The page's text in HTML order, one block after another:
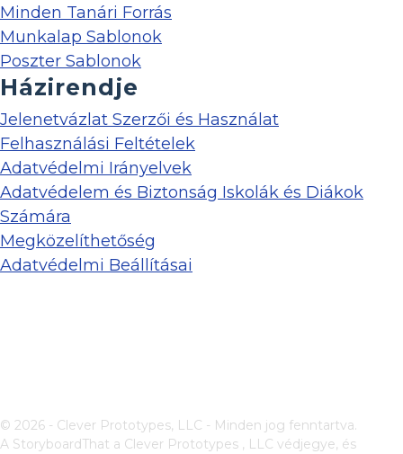
Minden Tanári Forrás
Munkalap Sablonok
Poszter Sablonok
Házirendje
Jelenetvázlat Szerzői és Használat
Felhasználási Feltételek
Adatvédelmi Irányelvek
Adatvédelem és Biztonság Iskolák és Diákok
Számára
Megközelíthetőség
Adatvédelmi Beállításai
© 2026 - Clever Prototypes, LLC - Minden jog fenntartva.
A StoryboardThat a Clever Prototypes , LLC védjegye, és